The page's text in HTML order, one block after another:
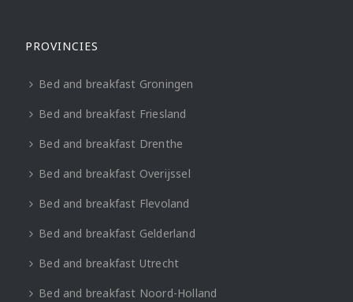
PROVINCIES
Bed and breakfast Groningen
Bed and breakfast Friesland
Bed and breakfast Drenthe
Bed and breakfast Overijssel
Bed and breakfast Flevoland
Bed and breakfast Gelderland
Bed and breakfast Utrecht
Bed and breakfast Noord-Holland